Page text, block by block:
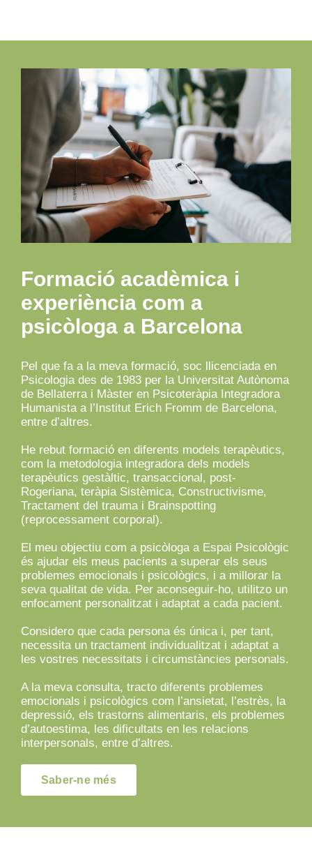
Formació acadèmica i
experiència com a
psicòloga a Barcelona
Pel que fa a la meva formació, soc llicenciada en
Psicologia des de 1983 per la Universitat Autònoma
de Bellaterra i Màster en Psicoteràpia Integradora
Humanista a l’Institut Erich Fromm de Barcelona,
entre d’altres.
He rebut formació en diferents models terapèutics,
com la metodologia integradora dels models
terapèutics gestàltic, transaccional, post-
Rogeriana, teràpia Sistèmica, Constructivisme,
Tractament del trauma i Brainspotting
(reprocessament corporal).
El meu objectiu com a psicòloga a Espai Psicològic
és ajudar els meus pacients a superar els seus
problemes emocionals i psicològics, i a millorar la
seva qualitat de vida. Per aconseguir-ho, utilitzo un
enfocament personalitzat i adaptat a cada pacient.
Considero que cada persona és única i, per tant,
necessita un tractament individualitzat i adaptat a
les vostres necessitats i circumstàncies personals.
A la meva consulta, tracto diferents problemes
emocionals i psicològics com l’ansietat, l’estrès, la
depressió, els trastorns alimentaris, els problemes
d’autoestima, les dificultats en les relacions
interpersonals, entre d’altres.
Saber-ne més